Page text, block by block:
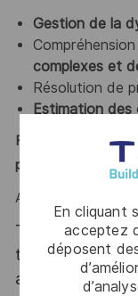
En cliquant
acceptez
déposent
Gestion de la
Compréhension
complexes et
Résolution de
Estimation
Fédération des
pragmatisme
sont
Alors ce poste est
Thales,
tous les talents.
atout. Postulez